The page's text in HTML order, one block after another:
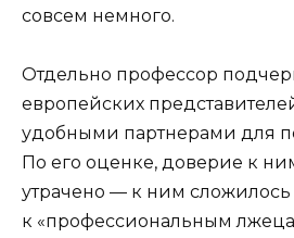
совсем немного.
Отдельно профессор
европейских
удобными партнерами для
По его оценке, доверие к
утрачено — к ним
к «профессиональным